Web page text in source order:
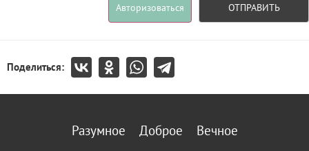
Авторизоваться ОТПРАВИТЬ
Поделиться:
Разумное Доброе Вечное